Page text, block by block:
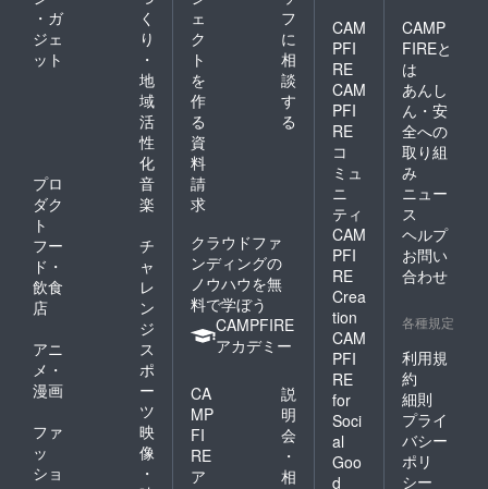
・ガ
ジェ
ット
く
り
・
地
域
活
性
化
プロ
ダク
ト
音
楽
フー
ド・
飲食
店
チ
ャ
レ
ン
ジ
アニ
メ・
漫画
ス
ポ
ー
ツ
ファ
ッ
ショ
映
像
・
ェ
ク
ト
を
作
る
フ
に
相
談
す
る
資
料
請
求
クラウドファ
ンディングの
ノウハウを無
料で学ぼう
CAMPFIRE
アカデミー
CA
MP
FI
RE
ア
説
明
会
・
相
CAM
PFI
RE
CAM
PFI
RE
コ
ミュ
ニ
ティ
CAM
PFI
RE
Crea
tion
CAM
PFI
RE
for
Soci
al
Goo
d
CAMP
FIREと
は
あんし
ん・安
全への
取り組
み
ニュー
ス
ヘルプ
お問い
合わせ
各種規定
利用規
約
細則
プライ
バシー
ポリ
シー